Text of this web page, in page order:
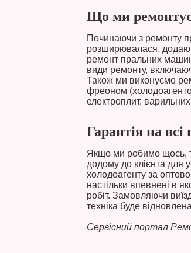
Що ми
Починаючи з ремонту
розширювалася,
ремонт пральних
види ремонту,
Також ми виконуємо
фреоном
електроплит,
Гарантія на всі
Якщо ми робимо щось,
додому до клієнта для
холодоагенту за
настільки впевнені в
робіт. Замовляючи
техніка буде
Сервісний портал